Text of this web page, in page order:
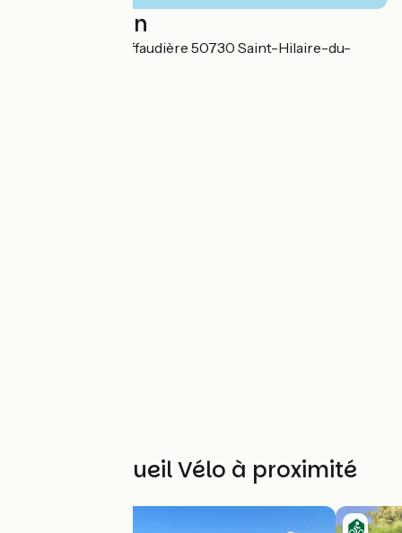
Localisation
38 rue Thomas Riffaudière 50730 Saint-Hilaire-du-
Autres Accueil Vélo à proximité